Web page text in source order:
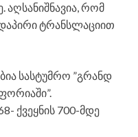
რომ
ტრანსლაციით
სასტუმრო ”გრანდ
ქვეყნის 700-მდე